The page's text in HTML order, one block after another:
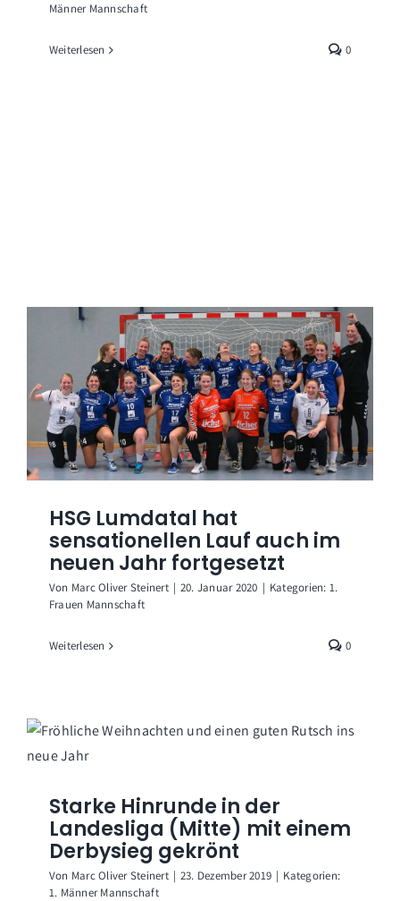
Männer Mannschaft
Weiterlesen 0
HSG Lumdatal hat
sensationellen Lauf auch im
neuen Jahr fortgesetzt
Von Marc Oliver Steinert | 20. Januar 2020 | Kategorien: 1.
Frauen Mannschaft
Weiterlesen 0
Starke Hinrunde in der
Landesliga (Mitte) mit einem
Derbysieg gekrönt
Von Marc Oliver Steinert | 23. Dezember 2019 | Kategorien:
1. Männer Mannschaft